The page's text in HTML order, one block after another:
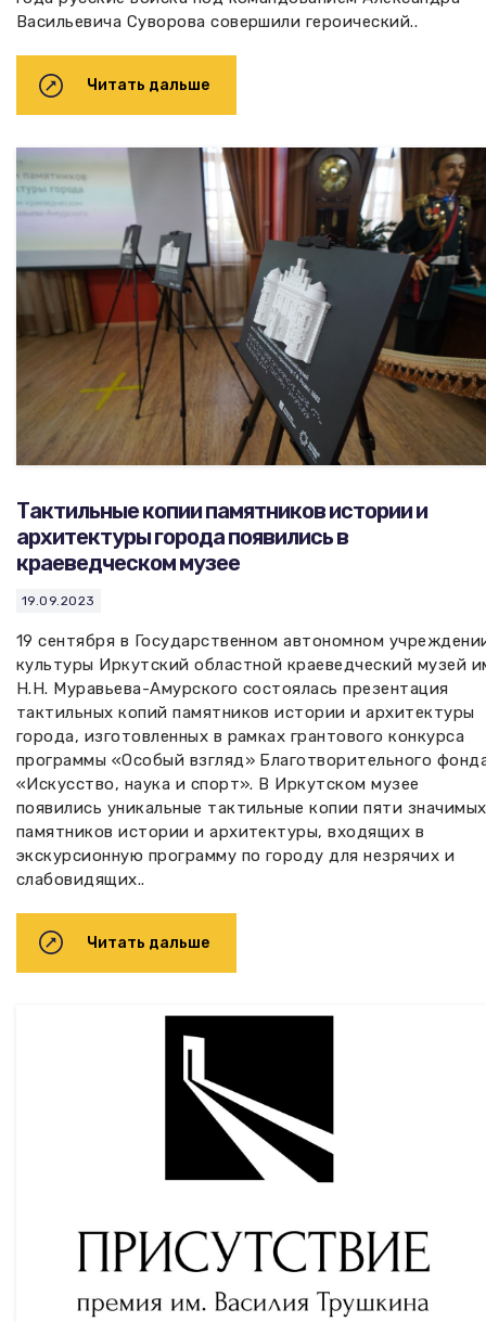
Васильевича Суворова совершили героический..
Читать дальше
Тактильные копии памятников истории и
архитектуры города появились в
краеведческом музее
19.09.2023
19 сентября в Государственном автономном
культуры Иркутский областной краеведческий музей
Н.Н. Муравьева-Амурского состоялась презентация
тактильных копий памятников истории и архитектуры
города, изготовленных в рамках грантового конкурса
программы «Особый взгляд» Благотворительного
«Искусство, наука и спорт». В Иркутском музее
появились уникальные тактильные копии пяти значимых
памятников истории и архитектуры, входящих в
экскурсионную программу по городу для незрячих и
слабовидящих..
Читать дальше